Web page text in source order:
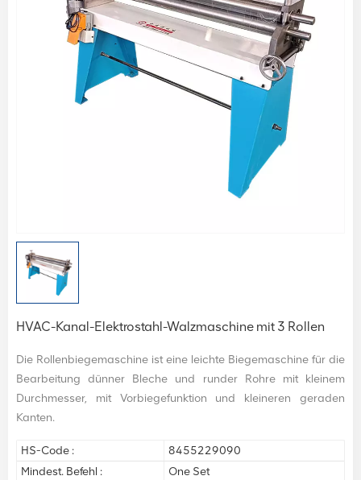
HVAC-Kanal-Elektrostahl-Walzmaschine mit 3 Rollen
Die Rollenbiegemaschine ist eine leichte Biegemaschine für die
Bearbeitung dünner Bleche und runder Rohre mit kleinem
Durchmesser, mit Vorbiegefunktion und kleineren geraden
Kanten.
HS-Code :
8455229090
Mindest. Befehl :
One Set